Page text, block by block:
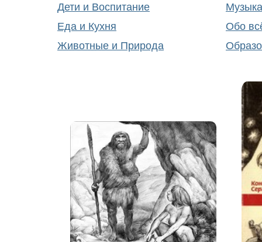
Дети и Воспитание
Еда и Кухня
Животные и Природа
Музыка
Обо